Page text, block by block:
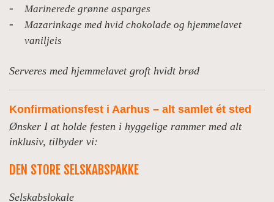
Marinerede grønne asparges
Mazarin­kage med hvid chokolade og hjemmelavet
vaniljeis
Serveres med hjemmelavet groft hvidt brød
Konfirmationsfest i Aarhus – alt samlet ét sted
Ønsker I at holde festen i hyggelige rammer med alt
inklusiv, tilbyder vi:
DEN STORE SELSKABSPAKKE
Selskabslokale